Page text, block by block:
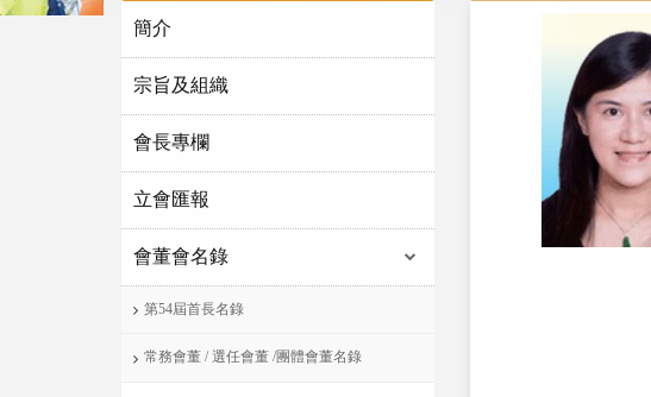
簡介
宗旨及組織
會長專欄
立會匯報
會董會名錄
第54屆首長名錄
常務會董 / 選任會董 /團體會董名錄